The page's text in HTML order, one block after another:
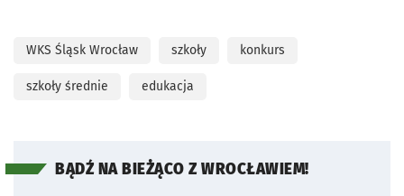
WKS Śląsk Wrocław szkoły konkurs
szkoły średnie edukacja
BĄDŹ NA BIEŻĄCO Z WROCŁAWIEM!